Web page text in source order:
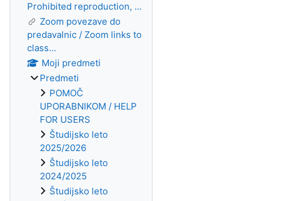
Prohibited reproduction, ...
Zoom povezave do
predavalnic / Zoom links to
class...
Moji predmeti
Predmeti
POMOČ
UPORABNIKOM / HELP
FOR USERS
Študijsko leto
2025/2026
Študijsko leto
2024/2025
Študijsko leto